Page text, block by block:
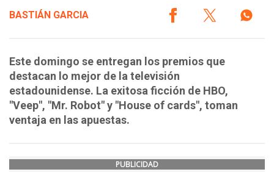
BASTIÁN GARCIA
Este domingo se entregan los premios que
destacan lo mejor de la televisión
estadounidense. La exitosa ficción de HBO,
"Veep", "Mr. Robot" y "House of cards", toman
ventaja en las apuestas.
PUBLICIDAD